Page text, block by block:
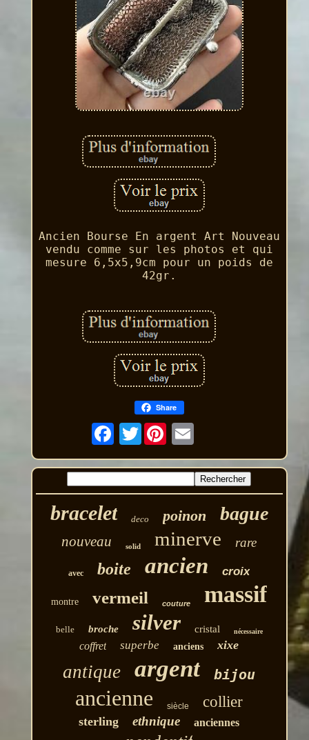
Ancien Bourse En argent Art Nouveau
vendu comme sur les photos et qui
mesure 6,5x5,9cm pour un poids de
42gr.
Share
Twitter
bracelet deco poinon bague
nouveau solid minerve rare
avec boite ancien croix
montre vermeil couture massif
belle broche silver cristal nécessaire
coffret superbe anciens xixe
antique argent bijou
ancienne siècle collier
sterling ethnique anciennes